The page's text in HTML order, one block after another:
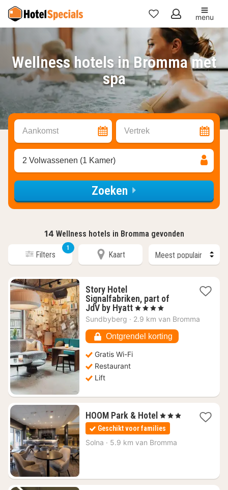
Mijn
favorieten
menu
Wellness hotels in Bromma met
spa
Aankomst Vertrek
2 Volwassenen (1 Kamer)
Zoeken
14 Wellness hotels in Bromma gevonden
Filters
1
Kaart
Story Hotel
Signalfabriken, part of
JdV by Hyatt1
nacht
€
85,63
, 4 Sterren
Sundbyberg · 2.9 km van Bromma
Ontgrendel korting
Gratis Wi-Fi
Restaurant
Lift
HOOM Park & Hotel 1
nacht
vanaf
€
, 3 Sterren
Geschikt voor families
Solna · 5.9 km van Bromma